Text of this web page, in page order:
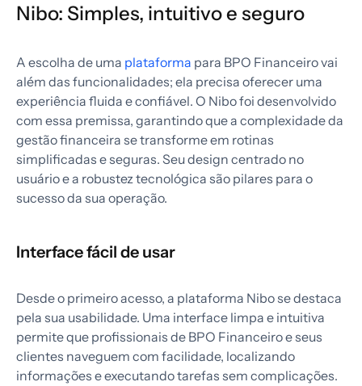
Nibo: Simples, intuitivo e seguro
A escolha de uma plataforma para BPO Financeiro vai
além das funcionalidades; ela precisa oferecer uma
experiência fluida e confiável. O Nibo foi desenvolvido
com essa premissa, garantindo que a complexidade da
gestão financeira se transforme em rotinas
simplificadas e seguras. Seu design centrado no
usuário e a robustez tecnológica são pilares para o
sucesso da sua operação.
Interface fácil de usar
Desde o primeiro acesso, a plataforma Nibo se destaca
pela sua usabilidade. Uma interface limpa e intuitiva
permite que profissionais de BPO Financeiro e seus
clientes naveguem com facilidade, localizando
informações e executando tarefas sem complicações.